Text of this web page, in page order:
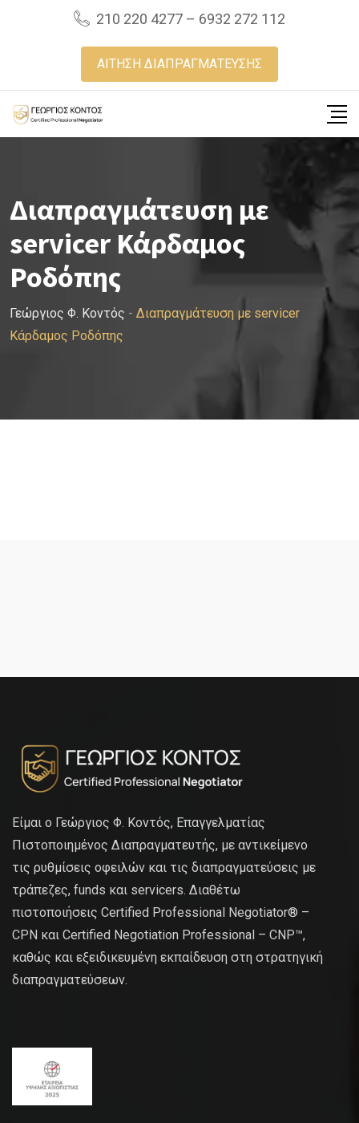
210 220 4277 – 6932 272 112
ΑΙΤΗΣΗ ΔΙΑΠΡΑΓΜΑΤΕΥΣΗΣ
Διαπραγμάτευση με
servicer Κάρδαμος
Ροδόπης
Γεώργιος Φ. Κοντός - Διαπραγμάτευση με servicer
Κάρδαμος Ροδόπης
Είμαι ο Γεώργιος Φ. Κοντός, Επαγγελματίας
Πιστοποιημένος Διαπραγματευτής, με αντικείμενο
τις ρυθμίσεις οφειλών και τις διαπραγματεύσεις με
τράπεζες, funds και servicers. Διαθέτω
πιστοποιήσεις Certified Professional Negotiator® –
CPN και Certified Negotiation Professional – CNP™,
καθώς και εξειδικευμένη εκπαίδευση στη στρατηγική
διαπραγματεύσεων.